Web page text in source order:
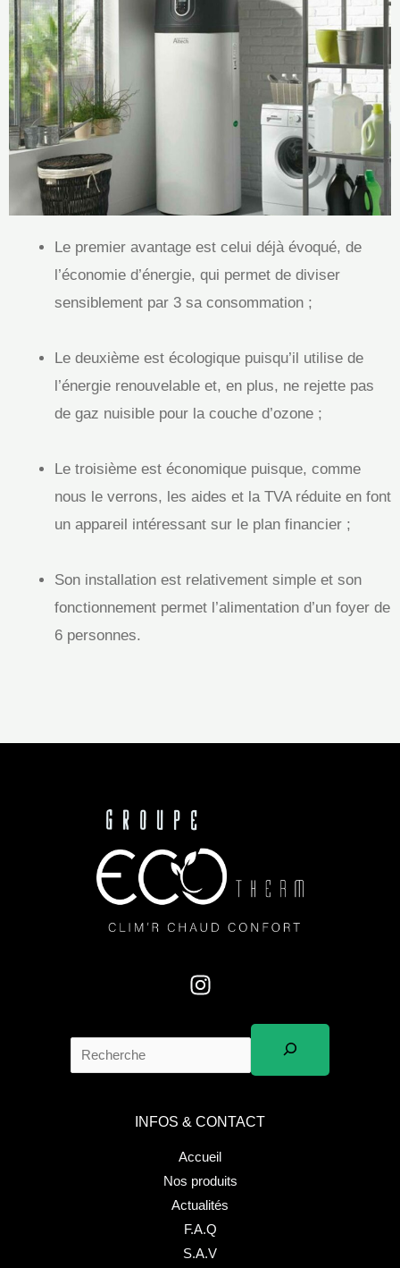
Le premier avantage est celui déjà évoqué, de
l’économie d’énergie, qui permet de diviser
sensiblement par 3 sa consommation ;
Le deuxième est écologique puisqu’il utilise de
l’énergie renouvelable et, en plus, ne rejette pas
de gaz nuisible pour la couche d’ozone ;
Le troisième est économique puisque, comme
nous le verrons, les aides et la TVA réduite en font
un appareil intéressant sur le plan financier ;
Son installation est relativement simple et son
fonctionnement permet l’alimentation d’un foyer de
6 personnes.
INFOS & CONTACT
Accueil
Nos produits
Actualités
F.A.Q
S.A.V